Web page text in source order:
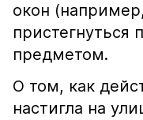
окон
пристегнуться
предметом.
О том, как
настигла на